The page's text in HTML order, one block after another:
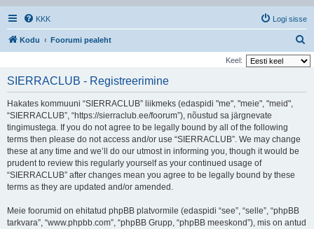
KKK Logi sisse
Kodu Foorumi pealeht
t
Keel:
SIERRACLUB - Registreerimine
Hakates kommuuni “SIERRACLUB” liikmeks (edaspidi "me", "meie", "meid",
“SIERRACLUB”, “https://sierraclub.ee/foorum”), nõustud sa järgnevate
tingimustega. If you do not agree to be legally bound by all of the following
terms then please do not access and/or use “SIERRACLUB”. We may change
these at any time and we’ll do our utmost in informing you, though it would be
prudent to review this regularly yourself as your continued usage of
“SIERRACLUB” after changes mean you agree to be legally bound by these
terms as they are updated and/or amended.
Meie foorumid on ehitatud phpBB platvormile (edaspidi “see”, “selle”, “phpBB
tarkvara”, “www.phpbb.com”, “phpBB Grupp, “phpBB meeskond”), mis on antud